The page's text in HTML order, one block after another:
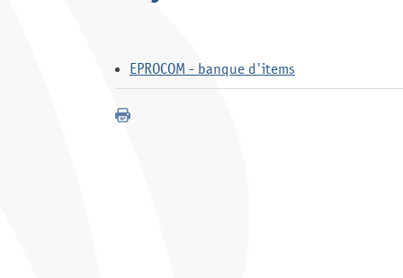
EPROCOM - banque d'items